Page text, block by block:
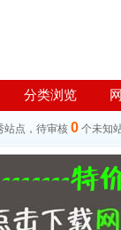
分类浏览
站点，待审核 0 个未知